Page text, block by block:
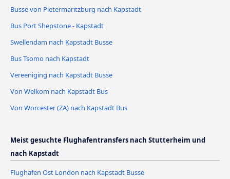
Busse von Pietermaritzburg nach Kapstadt
Bus Port Shepstone - Kapstadt
Swellendam nach Kapstadt Busse
Bus Tsomo nach Kapstadt
Vereeniging nach Kapstadt Busse
Von Welkom nach Kapstadt Bus
Von Worcester (ZA) nach Kapstadt Bus
Meist gesuchte Flughafentransfers nach Stutterheim und
nach Kapstadt
Flughafen Ost London nach Kapstadt Busse